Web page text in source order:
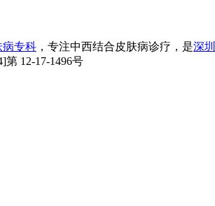
病专科 ，专注中西结合皮肤病诊疗，是深
12-17-1496号